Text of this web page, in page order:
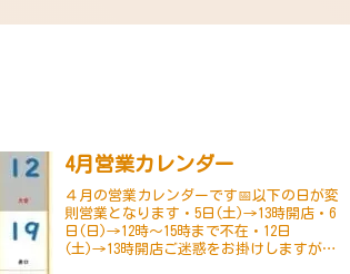
4月営業カレンダー
４月の営業カレンダーです📅以下の日が変
則営業となります・5日(土)→13時開店・6
日(日)→12時～15時まで不在・12日
(土)→13時開店ご迷惑をお掛けしますが、